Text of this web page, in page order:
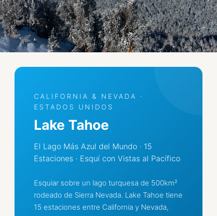
CALIFORNIA & NEVADA ·
ESTADOS UNIDOS
Lake Tahoe
El Lago Más Azul del Mundo · 15
Estaciones · Esquí con Vistas al Pacífico
Esquiar sobre un lago turquesa de 500km²
rodeado de Sierra Nevada. Lake Tahoe tiene
15 estaciones entre California y Nevada,